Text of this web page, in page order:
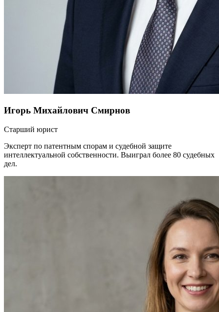
Игорь Михайлович Смирнов
Старший юрист
Эксперт по патентным спорам и судебной защите
интеллектуальной собственности. Выиграл более 80 судебных
дел.